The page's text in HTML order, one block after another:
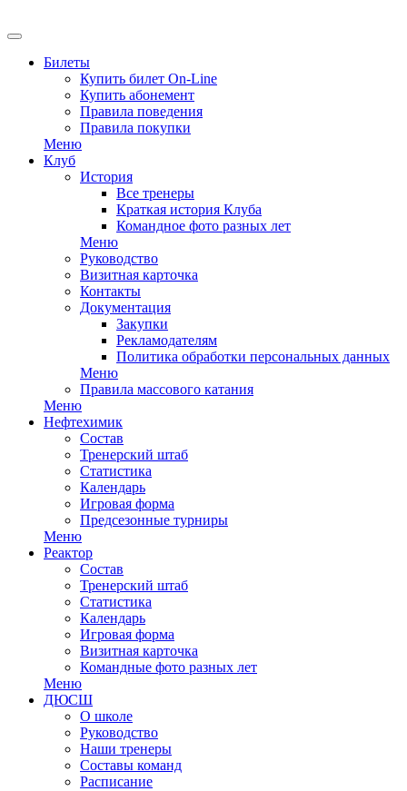
Билеты
Купить билет On-Line
Купить абонемент
Правила поведения
Правила покупки
Меню
Клуб
История
Все тренеры
Краткая история Клуба
Командное фото разных лет
Меню
Руководство
Визитная карточка
Контакты
Документация
Закупки
Рекламодателям
Политика обработки персональных данных
Меню
Правила массового катания
Меню
Нефтехимик
Состав
Тренерский штаб
Статистика
Календарь
Игровая форма
Предсезонные турниры
Меню
Реактор
Состав
Тренерский штаб
Статистика
Календарь
Игровая форма
Визитная карточка
Командные фото разных лет
Меню
ДЮСШ
О школе
Руководство
Наши тренеры
Составы команд
Расписание